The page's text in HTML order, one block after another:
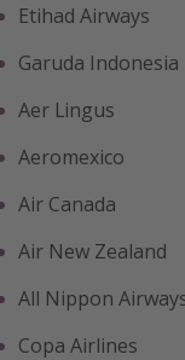
Etihad Airways
Garuda Indonesia
Aer Lingus
Aeromexico
Air Canada
Air New Zealand
All Nippon
Copa Airlines